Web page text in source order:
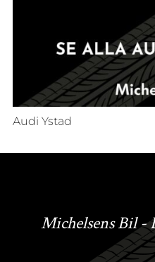
Audi Ystad
Michelsens Bil -